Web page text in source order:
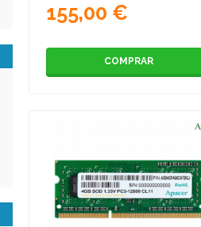
155,00 €
COMPRAR